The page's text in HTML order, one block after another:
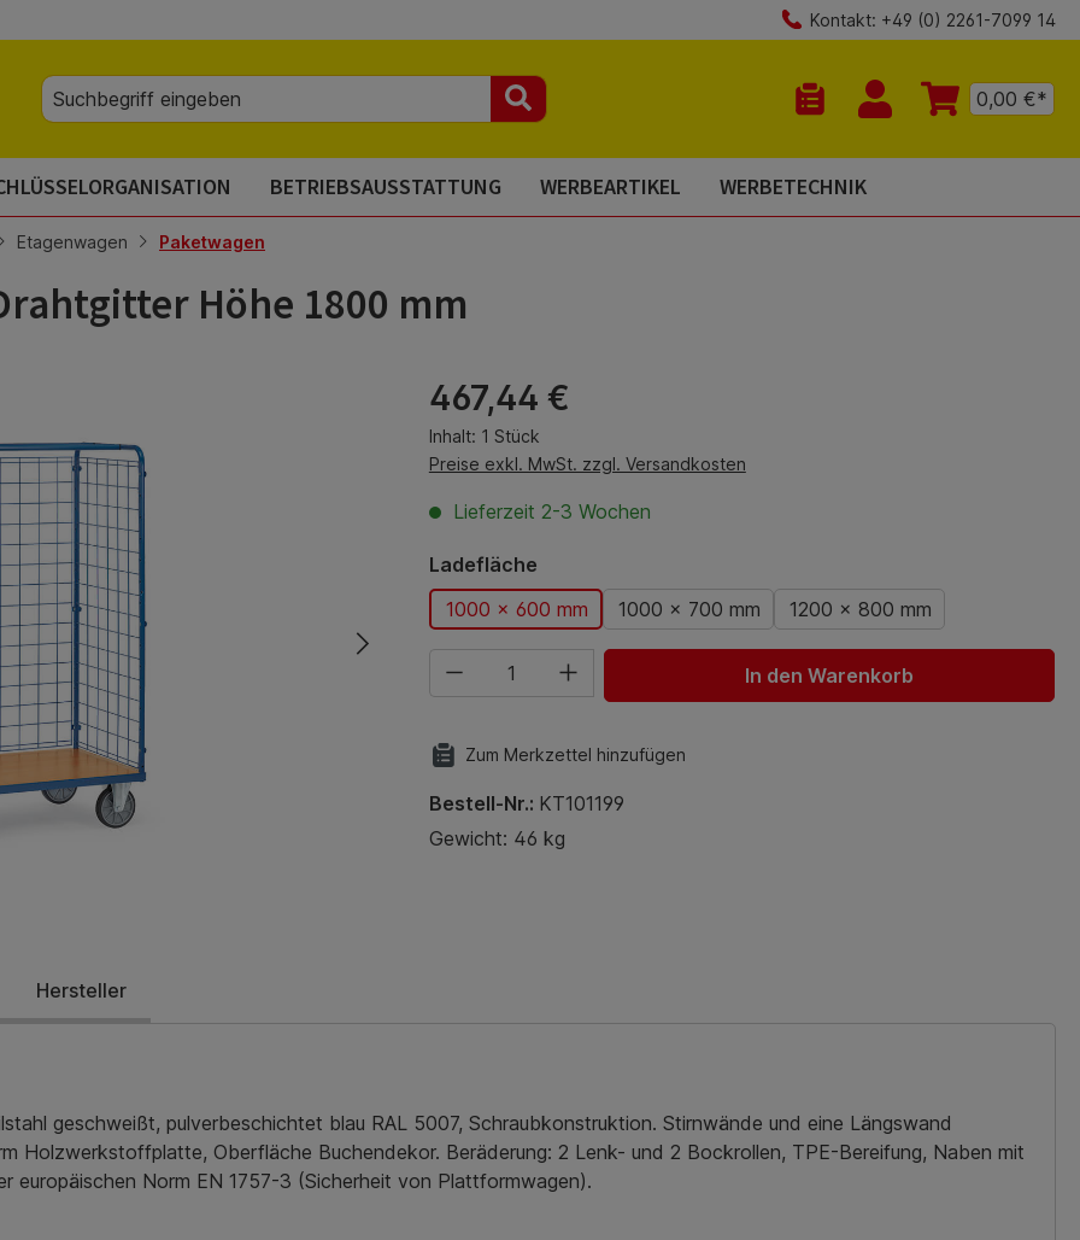
Kontakt: +49 (0) 2261-7099 14
Du hast 0 Produkte auf dem
0,00 €*
BETRIEBSAUSSTATTUNG WERBEARTIKEL WERBETECHNIK
Etagenwagen Paketwagen
Höhe 1800 mm
Regulärer Preis:
467,44 €
Inhalt: 1 Stück
Preise exkl. MwSt. zzgl. Versandkosten
Lieferzeit 2-3 Wochen
Ladeflächeauswählen
1000 x 600 mm
1000 x 700 mm 1200 x 800 mm
Produkt Anzahl: Gib den gewünschten Wert ein oder benutze die
In den Warenkorb
Zum Merkzettel hinzufügen
Bestell-Nr.: KT101199
Gewicht: 46 kg
Hersteller
geschweißt, pulverbeschichtet blau RAL 5007, Schraubkonstruktion. Stirnwände und eine Längswand
Holzwerkstoffplatte, Oberfläche Buchendekor. Beräderung: 2 Lenk- und 2 Bockrollen, TPE-Bereifung, Naben mit
europäischen Norm EN 1757-3 (Sicherheit von Plattformwagen).